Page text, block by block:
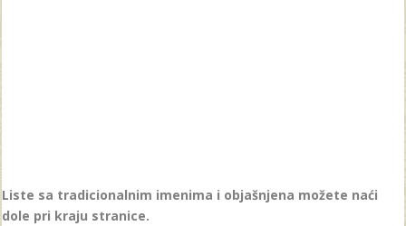
Liste sa tradicionalnim imenima i objašnjena možete naći
dole pri kraju stranice.